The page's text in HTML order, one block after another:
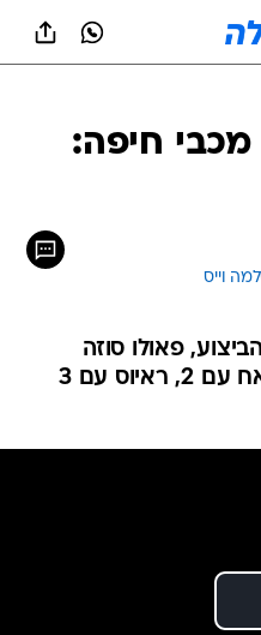
חיפה:
וייס
8 בזכות הביצוע, פאולו סוזה
ופריצה עם 7 ובחיפה? פלאח עם 2, ראיוס עם 3